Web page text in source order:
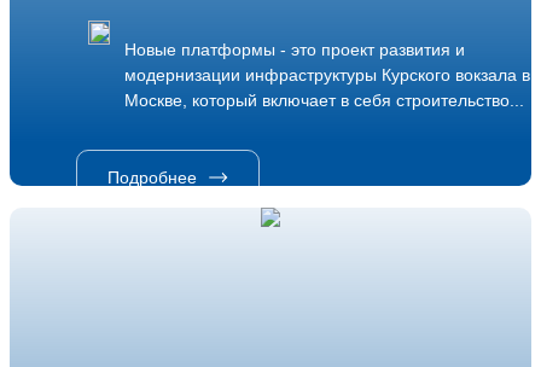
Новые платформы - это проект развития и
модернизации инфраструктуры Курского вокзала в
Москве, который включает в себя строительство...
Подробнее